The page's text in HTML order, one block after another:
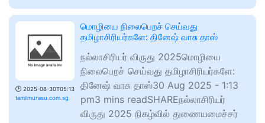
🕑 2025-08-30T05:13
tamilmurasu.com.sg
மொழியை நிலைபெறச் செய்வது
தமிழாசிரியர்களே: தினே‌ஷ் வாசு தாஸ்
நல்லாசிரியர் விருது 2025மொழியை
நிலைபெறச் செய்வது தமிழாசிரியர்களே:
தினே‌ஷ் வாசு தாஸ்30 Aug 2025 - 1:13
pm3 mins readSHAREநல்லாசிரியர்
விருது 2025 நிகழ்வில் துணையமைச்சர்